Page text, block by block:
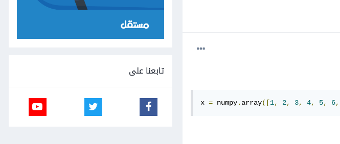
x = numpy. array([1, 2, 3, 4, 5, 6,
تابعنا على